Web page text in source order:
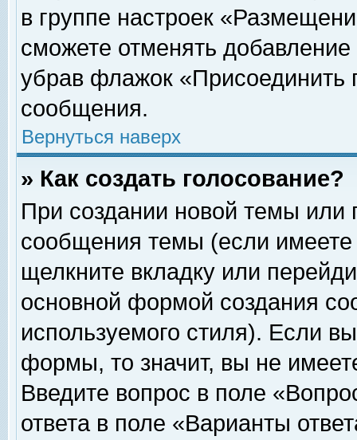
в группе настроек
сможете отменять
убрав флажок «Присоединить
сообщения.
Вернуться наверх
» Как создать голосование?
При создании новой темы или
сообщения темы (если
щелкните вкладку или
основной формой создания
используемого стиля). Если
формы, то значит, вы не
Введите вопрос в поле
ответа в поле «Варианты